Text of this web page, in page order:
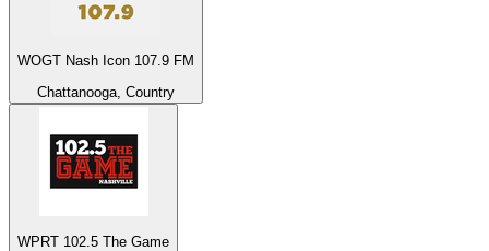
WOGT Nash Icon 107.9 FM
Chattanooga, Country
WPRT 102.5 The Game